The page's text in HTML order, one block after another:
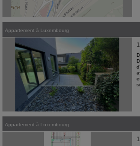
Appartement à Luxembourg
1
Appartement à Luxembourg
1